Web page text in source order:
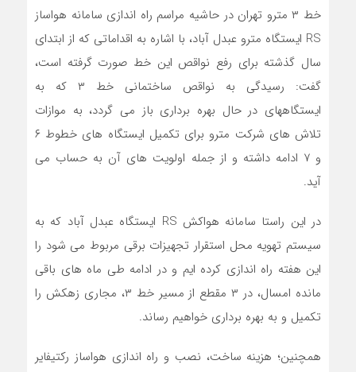
خط ۳ مترو تهران در حاشیه مراسم راه اندازی سامانه هواساز
RS ایستگاه مترو عبدل آباد، با اشاره به اقداماتی که از ابتدای
سال گذشته برای رفع نواقص این خط صورت گرفته است،
گفت: رسیدگی به نواقص ساختمانی خط ۳ که به
ایستگاههای در حال بهره برداری باز می گردد، به موازات
تلاش های شرکت مترو برای تکمیل ایستگاه های خطوط ۶
و ۷ ادامه داشته و از جمله اولویت های آن به حساب می
آید.
در این راستا سامانه هواکش RS ایستگاه عبدل آباد که به
سیستم تهویه محل استقرار تجهیزات برقی مربوط می شود را
این هفته راه اندازی کرده ایم و در ادامه طی ماه های باقی
مانده امسال، در ۳ مقطع از مسیر خط ۳، مجاری زهکش را
تکمیل و به بهره برداری خواهیم رساند.
همچنین؛ هزینه ساخت، نصب و راه اندازی هواساز رکتیفایر